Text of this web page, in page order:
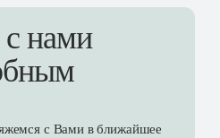
нами
с Вами в ближайшее